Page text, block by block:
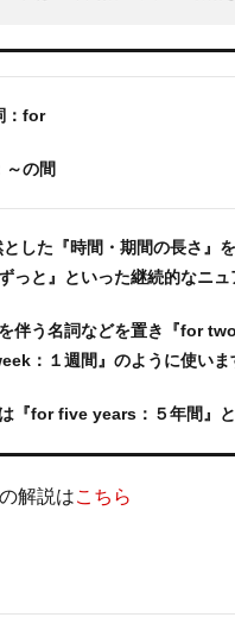
：for
～の間
した『時間・期間の長さ』
ずっと』といった継続的なニュ
伴う名詞などを置き『for
：１週間』のように使いま
『for five years：５年間』と
解説はこちら